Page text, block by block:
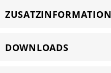
ZUSATZINFORMATION
DOWNLOADS